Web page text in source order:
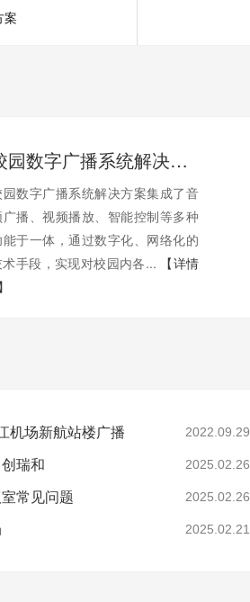
案
校园数字广播系统解决方案-北京力创瑞和
园数字广播系统解决方案集成了音
广播、视频播放、智能控制等多种
能于一体，通过数字化、网络化的
手段，实现对校园内各...
【详情
机场新航站楼广播 2022.09.29
瑞和 2025.02.26
常见问题 2025.02.26
2025.02.21